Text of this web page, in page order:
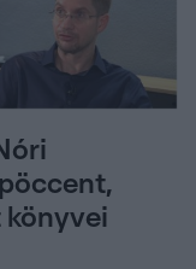
könyvei